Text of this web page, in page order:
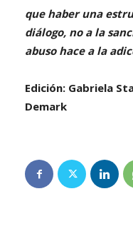
que haber una
diálogo, no a la
abuso hace a la
Edición: Gabriela
Demark